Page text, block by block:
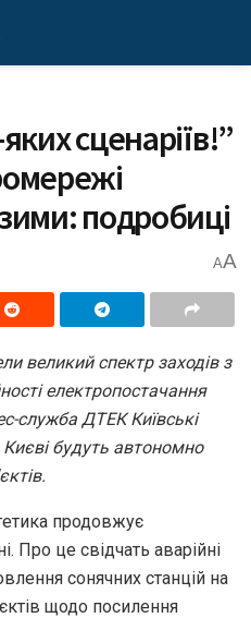
сценаріїв!”‎
подробиці
AA
великий спектр заходів з
електропостачання
служба ДТЕК Київські
Києві будуть автономно
продовжує
Про це свідчать аварійні
сонячних станцій на
щодо посилення